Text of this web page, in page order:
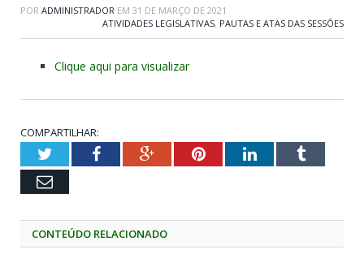
POR ADMINISTRADOR EM 31 DE MARÇO DE 2021
ATIVIDADES LEGISLATIVAS, PAUTAS E ATAS DAS SESSÕES
Clique aqui para visualizar
COMPARTILHAR:
TwitterFacebookGoogle+PinterestLinkedInTumblr
Email
CONTEÚDO RELACIONADO